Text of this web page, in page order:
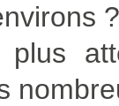
?
plus